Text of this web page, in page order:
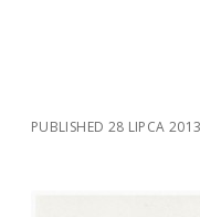
PUBLISHED 28 LIPCA 2013